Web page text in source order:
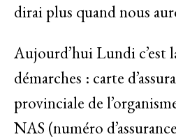
dirai plus quand nous
Aujourd’hui Lundi c’est
démarches : carte
provinciale de
NAS (numéro